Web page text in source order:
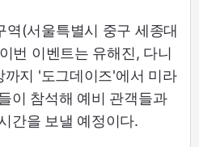
역(서울특별시 중구 세종대
번 이벤트는 유해진, 다니
까지 '도그데이즈'에서 미라
이 참석해 예비 관객들과
간을 보낼 예정이다.